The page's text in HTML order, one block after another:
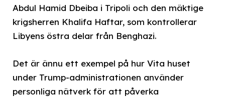
Abdul Hamid Dbeiba i Tripoli och den mäktige
krigsherren Khalifa Haftar, som kontrollerar
Libyens östra delar från Benghazi.
Det är ännu ett exempel på hur Vita huset
under Trump-administrationen använder
personliga nätverk för att påverka